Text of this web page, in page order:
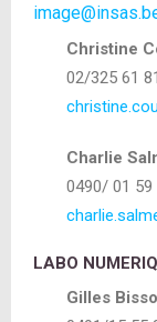
Christine
02/325 61
Charlie
0490/ 01 59
LABO
Gilles